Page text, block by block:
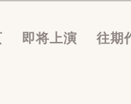
即将上演 往期